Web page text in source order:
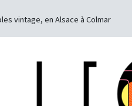
vintage, en Alsace à Colmar